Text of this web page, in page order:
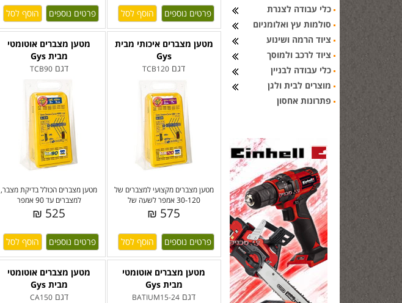
פרטים נוספים פרטים נוספים
מטען מצברים אוטומטי
מבית Gys
דגםTCB90
מטען מצברים הכולל בדיקת מצבר,
למצברים עד 90 אמפר
525 ₪
פרטים נוספים
מטען מצברים איכותי מבית
Gys
דגם TCB120
מטען מצברים מקצועי למצברים של
30-120 אמפר לשעה של
575 ₪
פרטים נוספים
מטען מצברים אוטומטי
מבית Gys
דגםCA150
מטען מצברים אוטומטי
מבית Gys
דגם BATIUM15-24
כלי עבודה לצנרת
סולמות עץ ואלומניום
ציוד הרמה ושינוע
ציוד לרכב ולמוסך
כלי עבודה לבניין
מוצרים לבית ולגן
פתרונות אחסון